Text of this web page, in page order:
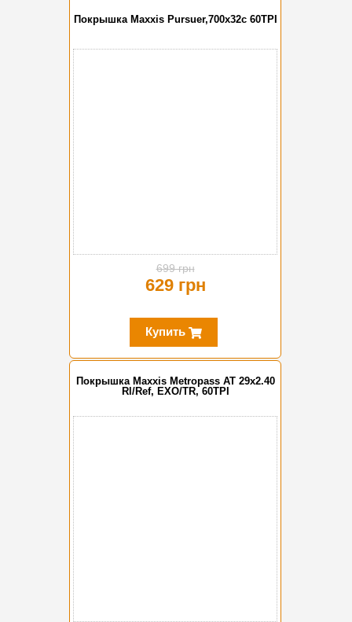
Покрышка Maxxis Pursuer,700x32c 60TPI
699 грн
629 грн
Купить
Покрышка Maxxis Metropass AT 29x2.40
Rl/Ref, EXO/TR, 60TPI